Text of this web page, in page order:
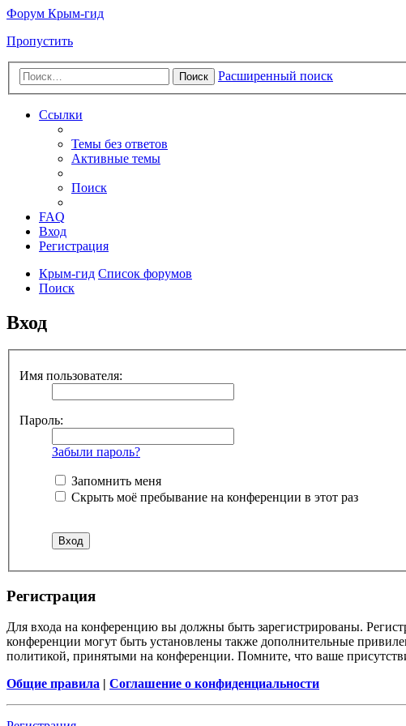
Форум Крым-гид
Пропустить
Поиск Расширенный поиск
Ссылки
Темы без ответов
Активные темы
Поиск
FAQ
Вход
Регистрация
Крым-гид Список форумов
Поиск
Вход
Имя пользователя:
Пароль:
Забыли пароль?
Запомнить меня
Скрыть моё пребывание на конференции в этот раз
Регистрация
Для входа на конференцию вы должны быть зарегистрированы.
конференции могут быть установлены также дополнительные
политикой, принятыми на конференции. Помните, что ваше
Общие правила | Соглашение о конфиденциальности